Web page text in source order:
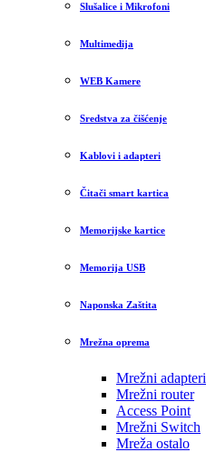
Slušalice i Mikrofoni
Multimedija
WEB Kamere
Sredstva za čišćenje
Kablovi i adapteri
Čitači smart kartica
Memorijske kartice
Memorija USB
Naponska Zaštita
Mrežna oprema
Mrežni adapteri
Mrežni router
Access Point
Mrežni Switch
Mreža ostalo